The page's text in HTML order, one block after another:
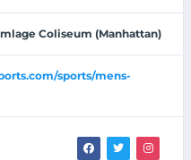
Coliseum (Manhattan)
sports/mens-